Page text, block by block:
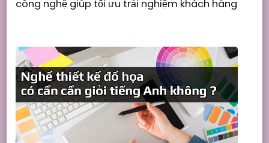
công nghệ giúp tối ưu trải nghiệm khách hàng